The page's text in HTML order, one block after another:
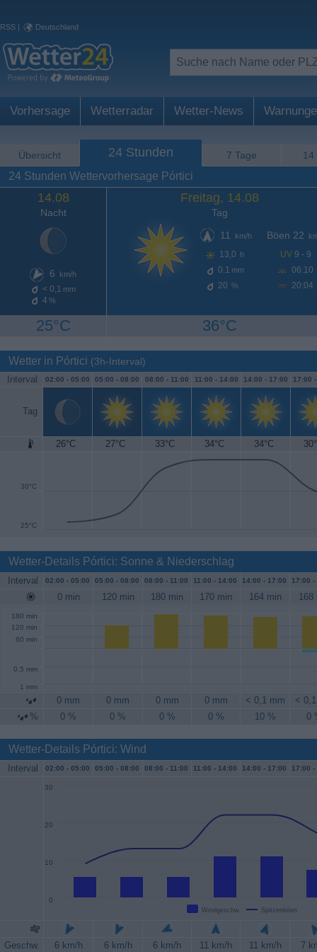
RSS | Deutschland
Vorhersage Wetterradar Wetter-News
Übersicht 24 Stunden 7 Tage 14
24 Stunden Wettervorhersage Pórtici
14.08
Nacht
6 km/h
< 0,1 mm
4 %
25°C
Freitag, 14.08
Tag
11
km/h
13,0 h
0.1 mm
20 %
Böen 22
UV 9 - 9
06:10
20:04
36°C
Wetter in Pórtici (3h-Interval)
Interval 02:00 - 05:00 05:00 - 08:00 08:00 - 11:00 11:00 - 14:00 14:00 - 17:00 17:00
Tag
26°C 27°C 33°C 34°C 34°C
25°C
30°C
35°C
Wetter-Details Pórtici: Sonne & Niederschlag
Interval 02:00 - 05:00 05:00 - 08:00 08:00 - 11:00 11:00 - 14:00 14:00 - 17:00 17:00 -
0 min 120 min 180 min 170 min 164 min 168
60 min
120 min
180 min
0.5 mm
1 mm
0 mm 0 mm 0 mm 0 mm < 0,1 mm
<
%
0 % 0 % 0 % 0 % 10 % 0
Wetter-Details Pórtici: Wind
Interval 02:00 - 05:00 05:00 - 08:00 08:00 - 11:00 11:00 - 14:00 14:00 - 17:00 17:00 -
Windgeschw. Spitzenböen
0
10
20
30
Geschw. 6 km/h 6 km/h 6 km/h 11 km/h 11 km/h
7